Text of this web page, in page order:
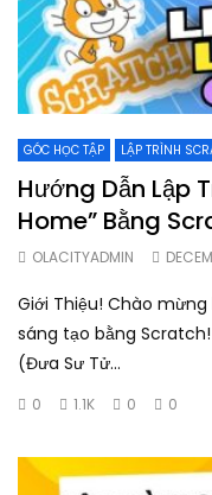
GÓC HỌC TẬP LẬP TRÌNH
Hướng Dẫn Lập
Home” Bằng
OLACITYADMIN
Giới Thiệu! Chào
sáng tạo bằng Scratch!
(Đưa Sư Tử...
0 1.1K 0 0